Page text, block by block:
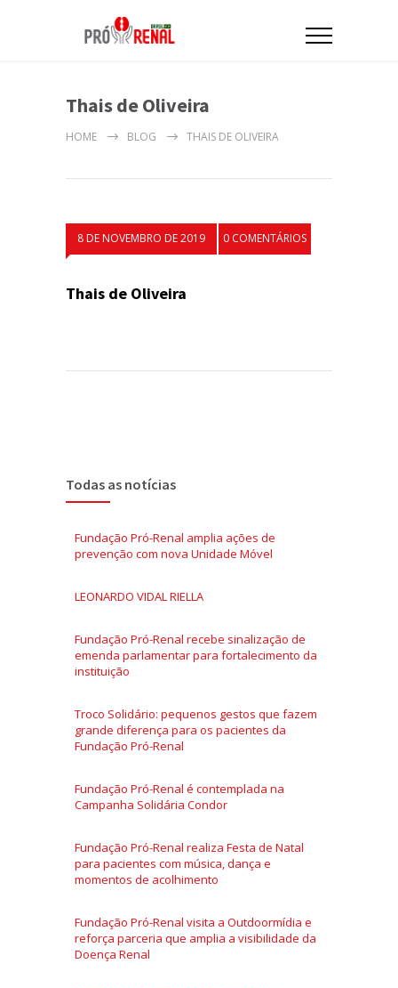
Thais de Oliveira
HOME BLOG THAIS DE OLIVEIRA
8 DE NOVEMBRO DE 2019 0 COMENTÁRIOS
Thais de Oliveira
Todas as notícias
Fundação Pró-Renal amplia ações de
prevenção com nova Unidade Móvel
LEONARDO VIDAL RIELLA
Fundação Pró-Renal recebe sinalização de
emenda parlamentar para fortalecimento da
instituição
Troco Solidário: pequenos gestos que fazem
grande diferença para os pacientes da
Fundação Pró-Renal
Fundação Pró-Renal é contemplada na
Campanha Solidária Condor
Fundação Pró-Renal realiza Festa de Natal
para pacientes com música, dança e
momentos de acolhimento
Fundação Pró-Renal visita a Outdoormídia e
reforça parceria que amplia a visibilidade da
Doença Renal